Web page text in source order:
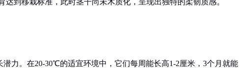
到移栽标准，此时茎干尚未木质化，呈现出独特的柔韧质感。
力。在20-30℃的适宜环境中，它们每周能长高1-2厘米，3个月就能